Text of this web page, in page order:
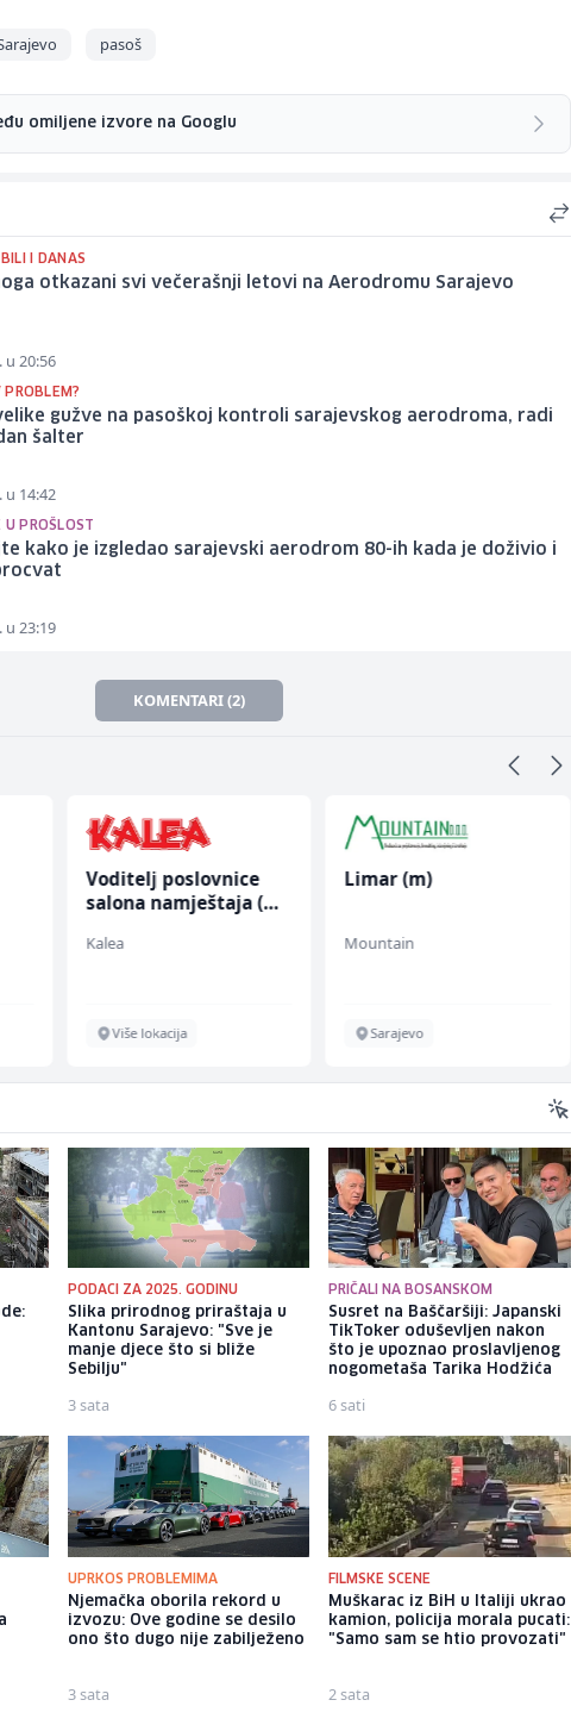
pasoš
omiljene izvore na Googlu
I DANAS
otkazani svi večerašnji letovi na Aerodromu Sarajevo
u 20:56
PROBLEM?
velike gužve na pasoškoj kontroli sarajevskog aerodroma, radi
šalter
u 14:42
U PROŠLOST
kako je izgledao sarajevski aerodrom 80-ih kada je doživio i
u 23:19
KOMENTARI (2)
Voditelj poslovnice
salona namještaja (m/
Kalea
Više lokacija
Limar (m)
Mountain
Sarajevo
PODACI ZA 2025. GODINU
Slika prirodnog priraštaja u
Kantonu Sarajevo: "Sve je
manje djece što si bliže
Sebilju"
3 sata
PRIČALI NA BOSANSKOM
Susret na Baščaršiji: Japanski
TikToker oduševljen nakon
što je upoznao proslavljenog
nogometaša Tarika Hodžića
6 sati
UPRKOS PROBLEMIMA
Njemačka oborila rekord u
izvozu: Ove godine se desilo
ono što dugo nije zabilježeno
3 sata
FILMSKE SCENE
Muškarac iz BiH u Italiji ukrao
kamion, policija morala pucati:
"Samo sam se htio provozati"
2 sata